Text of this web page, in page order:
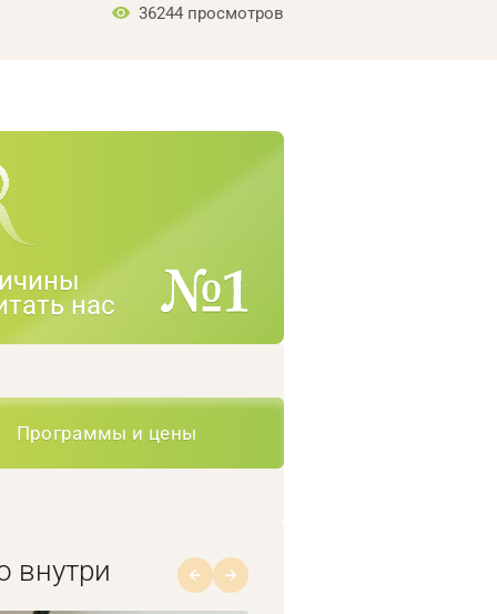
36244 просмотров
нас
Программы и цены
внутри